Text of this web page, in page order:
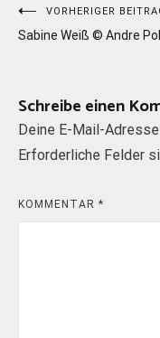
VORHERIGER
Sabine Weiß © Andre
Schreibe einen
Deine E-Mail-
Erforderliche Felder
KOMMENTAR *